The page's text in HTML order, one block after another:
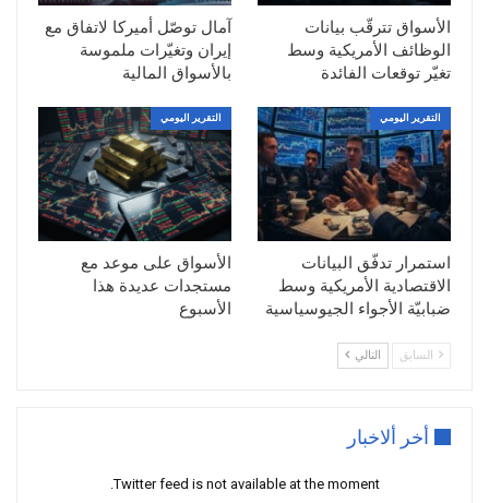
تراجعت أغلب مؤشرات الأسهم الأوروبية أكثر من
2%.
أغلبها، ليتراجع مؤشر داوجونز في تداول عقوده
المستقبلية حوالي 0.60%.
وبالنسبة لأسواق السندات، نلاحظ ارتفاعاً في عوائد
السندات، مع تخلّي المستثمرين عن طلب السندات
بحثاً عن أصول أكثر أماناً.
ويتوجّه المتداولون والمستثمرون حول العالم لطلب
العملات الآمنة، مثل الفرنك السويسري وكذلك الين
الياباني.
2970 دولار.
تكساس في نطاق 56 دولاراً، وهبطت عقود برنت إلى
الأسواق تترقّب بيانات
الوظائف الأمريكية وسط
تغيّر توقعات الفائدة
آمال توصّل أميركا لاتفاق مع
إيران وتغيّرات ملموسة
بالأسواق المالية
التقرير اليومي
استمرار تدفّق البيانات
الاقتصادية الأمريكية وسط
ضبابيّة الأجواء الجيوسياسية
التقرير اليومي
الأسواق على موعد مع
مستجدات عديدة هذا
الأسبوع
السابق التالي
أخر ألاخبار
Twitter feed is not available at the moment.